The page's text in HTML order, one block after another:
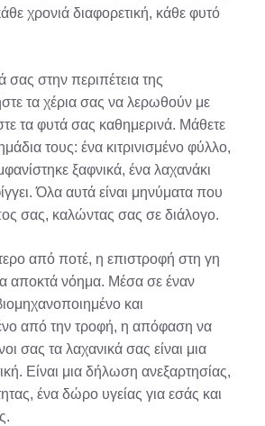
χρονιά διαφορετική, κάθε φυτό
σας στην περιπέτεια της
τα χέρια σας να λερωθούν με
τα φυτά σας καθημερινά. Μάθετε
τους: ένα κιτρινισμένο φύλλο,
ξαφνικά, ένα λαχανάκι
Όλα αυτά είναι μηνύματα που
σας, καλώντας σας σε διάλογο.
από ποτέ, η επιστροφή στη γη
αποκτά νόημα. Μέσα σε έναν
και
από την τροφή, η απόφαση να
σας τα λαχανικά σας είναι μια
Είναι μια δήλωση ανεξαρτησίας,
ένα δώρο υγείας για εσάς και